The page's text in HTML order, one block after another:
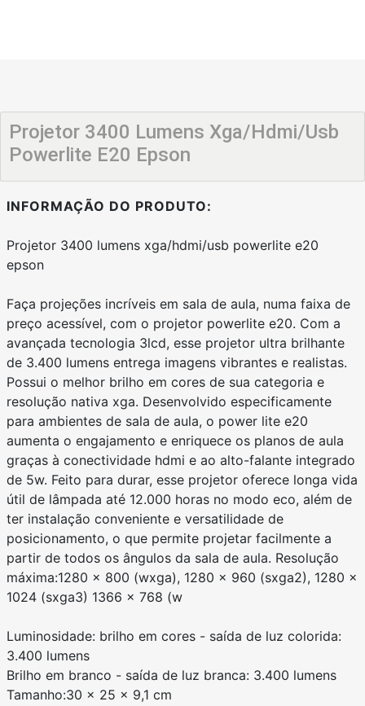
Projetor 3400 Lumens Xga/Hdmi/Usb
Powerlite E20 Epson
INFORMAÇÃO DO PRODUTO:
Projetor 3400 lumens xga/hdmi/usb powerlite e20
epson
Faça projeções incríveis em sala de aula, numa faixa de
preço acessível, com o projetor powerlite e20. Com a
avançada tecnologia 3lcd, esse projetor ultra brilhante
de 3.400 lumens entrega imagens vibrantes e realistas.
Possui o melhor brilho em cores de sua categoria e
resolução nativa xga. Desenvolvido especificamente
para ambientes de sala de aula, o power lite e20
aumenta o engajamento e enriquece os planos de aula
graças à conectividade hdmi e ao alto-falante integrado
de 5w. Feito para durar, esse projetor oferece longa vida
útil de lâmpada até 12.000 horas no modo eco, além de
ter instalação conveniente e versatilidade de
posicionamento, o que permite projetar facilmente a
partir de todos os ângulos da sala de aula. Resolução
máxima:1280 x 800 (wxga), 1280 x 960 (sxga2), 1280 x
1024 (sxga3) 1366 x 768 (w
Luminosidade: brilho em cores - saída de luz colorida:
3.400 lumens
Brilho em branco - saída de luz branca: 3.400 lumens
Tamanho:30 x 25 x 9,1 cm